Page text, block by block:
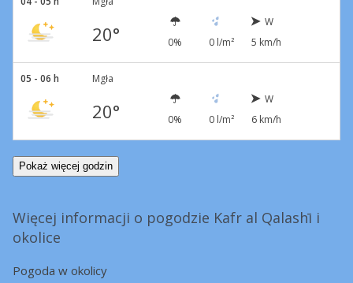
20° 0% 0 l/m²
W
5 km/h
05 - 06 h Mgła
20° 0% 0 l/m²
W
6 km/h
Pokaż więcej godzin
Więcej informacji o pogodzie Kafr al Qalashī i
okolice
Pogoda w okolicy